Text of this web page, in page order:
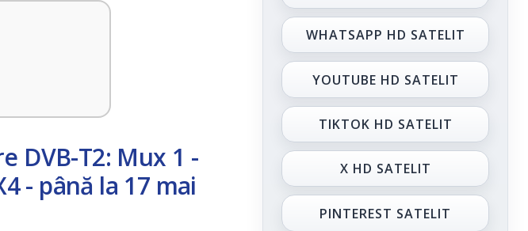
DVB-T2: Mux 1 -
- până la 17 mai
WHATSAPP HD SATELIT
YOUTUBE HD SATELIT
TIKTOK HD SATELIT
X HD SATELIT
PINTEREST SATELIT